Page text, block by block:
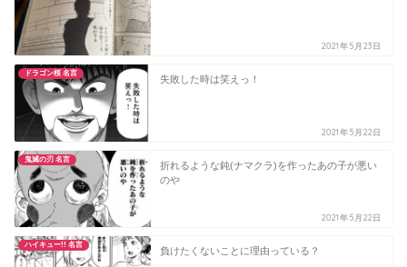
2021年5月23日
ドラゴン桜 名言
失敗した時は笑えっ！
2021年5月22日
鬼滅の刃 名言
折れるような鈍(ナマクラ)を作ったあの子が悪い
のや
2021年5月22日
ハイキュー!! 名言
負けたくないことに理由っている？